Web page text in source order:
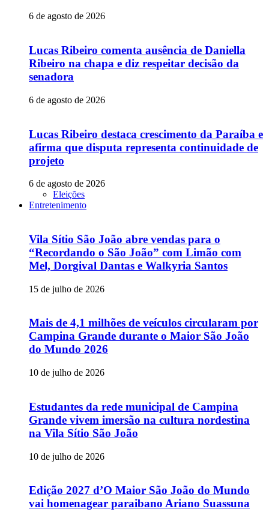
6 de agosto de 2026
Lucas Ribeiro comenta ausência de Daniella
Ribeiro na chapa e diz respeitar decisão da
senadora
6 de agosto de 2026
Lucas Ribeiro destaca crescimento da Paraíba e
afirma que disputa representa continuidade de
projeto
6 de agosto de 2026
Eleições
Entretenimento
Vila Sítio São João abre vendas para o
“Recordando o São João” com Limão com
Mel, Dorgival Dantas e Walkyria Santos
15 de julho de 2026
Mais de 4,1 milhões de veículos circularam por
Campina Grande durante o Maior São João
do Mundo 2026
10 de julho de 2026
Estudantes da rede municipal de Campina
Grande vivem imersão na cultura nordestina
na Vila Sítio São João
10 de julho de 2026
Edição 2027 d’O Maior São João do Mundo
vai homenagear paraibano Ariano Suassuna